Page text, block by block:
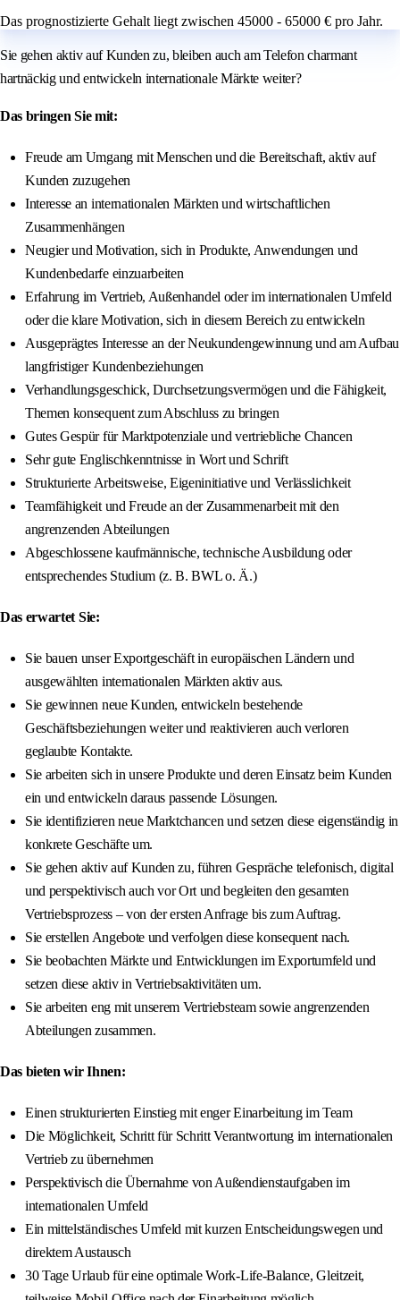
Das prognostizierte Gehalt liegt zwischen 45000 - 65000 € pro Jahr.
Sie gehen aktiv auf Kunden zu, bleiben auch am Telefon charmant
hartnäckig und entwickeln internationale Märkte weiter?
Das bringen Sie mit:
Freude am Umgang mit Menschen und die Bereitschaft, aktiv auf
Kunden zuzugehen
Interesse an internationalen Märkten und wirtschaftlichen
Zusammenhängen
Neugier und Motivation, sich in Produkte, Anwendungen und
Kundenbedarfe einzuarbeiten
Erfahrung im Vertrieb, Außenhandel oder im internationalen Umfeld
oder die klare Motivation, sich in diesem Bereich zu entwickeln
Ausgeprägtes Interesse an der Neukundengewinnung und am Aufbau
langfristiger Kundenbeziehungen
Verhandlungsgeschick, Durchsetzungsvermögen und die Fähigkeit,
Themen konsequent zum Abschluss zu bringen
Gutes Gespür für Marktpotenziale und vertriebliche Chancen
Sehr gute Englischkenntnisse in Wort und Schrift
Strukturierte Arbeitsweise, Eigeninitiative und Verlässlichkeit
Teamfähigkeit und Freude an der Zusammenarbeit mit den
angrenzenden Abteilungen
Abgeschlossene kaufmännische, technische Ausbildung oder
entsprechendes Studium (z. B. BWL o. Ä.)
Das erwartet Sie:
Sie bauen unser Exportgeschäft in europäischen Ländern und
ausgewählten internationalen Märkten aktiv aus.
Sie gewinnen neue Kunden, entwickeln bestehende
Geschäftsbeziehungen weiter und reaktivieren auch verloren
geglaubte Kontakte.
Sie arbeiten sich in unsere Produkte und deren Einsatz beim Kunden
ein und entwickeln daraus passende Lösungen.
Sie identifizieren neue Marktchancen und setzen diese eigenständig in
konkrete Geschäfte um.
Sie gehen aktiv auf Kunden zu, führen Gespräche telefonisch, digital
und perspektivisch auch vor Ort und begleiten den gesamten
Vertriebsprozess – von der ersten Anfrage bis zum Auftrag.
Sie erstellen Angebote und verfolgen diese konsequent nach.
Sie beobachten Märkte und Entwicklungen im Exportumfeld und
setzen diese aktiv in Vertriebsaktivitäten um.
Sie arbeiten eng mit unserem Vertriebsteam sowie angrenzenden
Abteilungen zusammen.
Das bieten wir Ihnen:
Einen strukturierten Einstieg mit enger Einarbeitung im Team
Die Möglichkeit, Schritt für Schritt Verantwortung im internationalen
Vertrieb zu übernehmen
Perspektivisch die Übernahme von Außendienstaufgaben im
internationalen Umfeld
Ein mittelständisches Umfeld mit kurzen Entscheidungswegen und
direktem Austausch
30 Tage Urlaub für eine optimale Work-Life-Balance, Gleitzeit,